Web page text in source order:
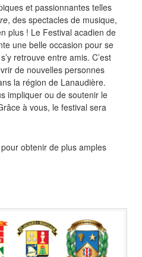
et passionnantes telles
, des spectacles de musique,
plus ! Le Festival acadien de
une belle occasion pour se
retrouve entre amis. C’est
de nouvelles personnes
la région de Lanaudière.
impliquer ou de soutenir le
à vous, le festival sera
pour obtenir de plus amples